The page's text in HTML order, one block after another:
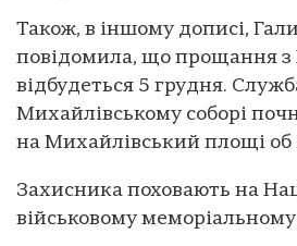
Також, в іншому дописі,
повідомила, що прощання з
відбудеться 5 грудня.
Михайлівському соборі
на Михайлівський площі об
Захисника поховають на
військовому